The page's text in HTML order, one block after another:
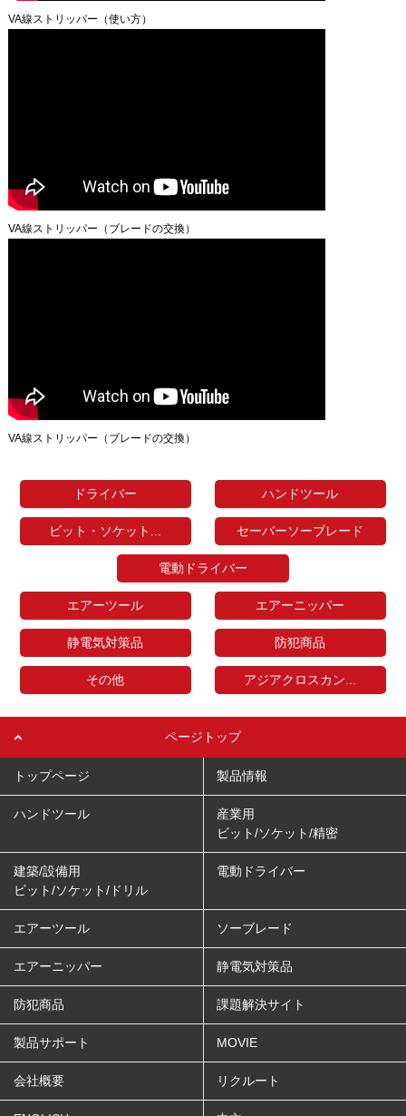
VA線ストリッパー（使い方）
VA線ストリッパー（ブレードの交換）
VA線ストリッパー（ブレードの交換）
ドライバー ハンドツール
ビット・ソケット... セーバーソーブレード
電動ドライバー
エアーツール エアーニッパー
静電気対策品 防犯商品
その他 アジアクロスカン...
ページトップ
トップページ 製品情報
ハンドツール
産業用
ビット/ソケット/精密
建築/設備用
ビット/ソケット/ドリル
電動ドライバー
エアーツール ソーブレード
エアーニッパー 静電気対策品
防犯商品 課題解決サイト
製品サポート MOVIE
会社概要 リクルート